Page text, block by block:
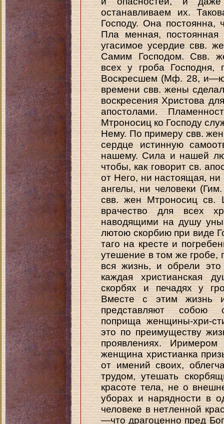
останавливаем их.
Господу. Она постоянна,
Пла менная,
угасимое усердие свв.
Самим Господом. Свв.
всех у гроба
Воскресшем (Мф. 28,
времени свв. жены
воскресения Христова
апостолами.
Мтроносиц ко Господу
Нему. По примеру свв.
сердце истинную
нашему. Сила и нашей
чтобы, как говорит св.
от Него, ни настоящая,
ангелы, ни человеки
свв. жен Мтроносиц св.
врачество для всех
наводящими на душу
лютою скорбию при виде
таго на кресте и
утешение в том же гробе,
вся жизнь, и обрели
каждая христианская
скорбях и печадях у
Вместе с этим жизнь
представляют собою
поприща женщины-хри-
это по преимуществу
проявлениях.
женщина христианка
от имений своих,
трудом, утешать
красоте тела, не о
уборах и нарядности в
человеке в нетленной
—что драгоценно пред